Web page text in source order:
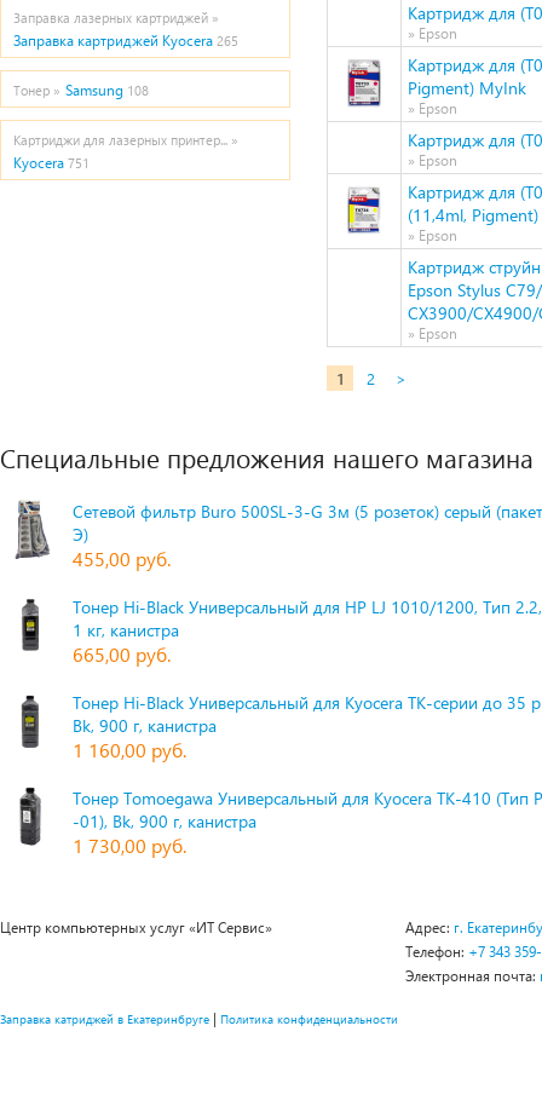
Заправка лазерных картриджей »
Заправка картриджей Kyocera 265
Тонер » Samsung 108
Картриджи для лазерных принтер... »
Kyocera 751
Картридж для
» Epson
Картридж для
Pigment) MyInk
» Epson
Картридж для
» Epson
Картридж для
(11,4ml,
» Epson
Картридж
Epson Stylus
СХ3900/CX4900/
» Epson
1 2 >
Специальные предложения нашего магазина
Сетевой фильтр Buro 500SL-3-G 3м (5 розеток) серый
Э)
455,00 руб.
Тонер Hi-Black Универсальный для HP LJ 1010/1200, Тип
1 кг, канистра
665,00 руб.
Тонер Hi-Black Универсальный для Kyocera TK-серии до 35
Bk, 900 г, канистра
1 160,00 руб.
Тонер Tomoegawa Универсальный для Kyocera TK-410 (Тип
-01), Bk, 900 г, канистра
1 730,00 руб.
Центр компьютерных услуг «ИТ Сервис» Адрес: г.
Телефон: +7 343
Электронная почта:
Заправка катриджей в Екатеринбруге | Политика конфиденциальности